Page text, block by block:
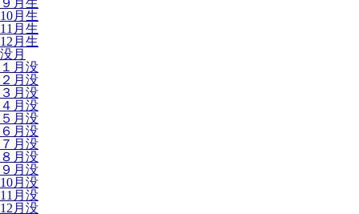
９月生
10月生
11月生
12月生
没月
１月没
２月没
３月没
４月没
５月没
６月没
７月没
８月没
９月没
10月没
11月没
12月没